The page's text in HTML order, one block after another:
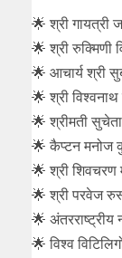
🌟 श्री गायत्री
🌟 श्री रुक्मिणी
🌟 आचार्य श्री
🌟 श्री
🌟 श्रीमती
🌟 कैप्टन मनोज
🌟 श्री शिवचरण
🌟 श्री परवेज
🌟 अंतरराष्ट्रीय
🌟 विश्व